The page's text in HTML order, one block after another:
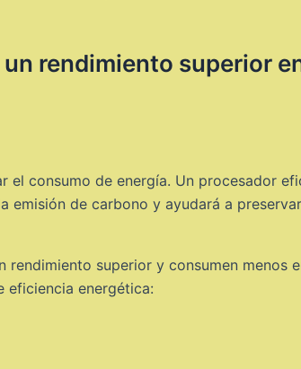
rendimiento superior
consumo de energía. Un procesador
de carbono y ayudará a
superior y consumen menos
eficiencia energética: